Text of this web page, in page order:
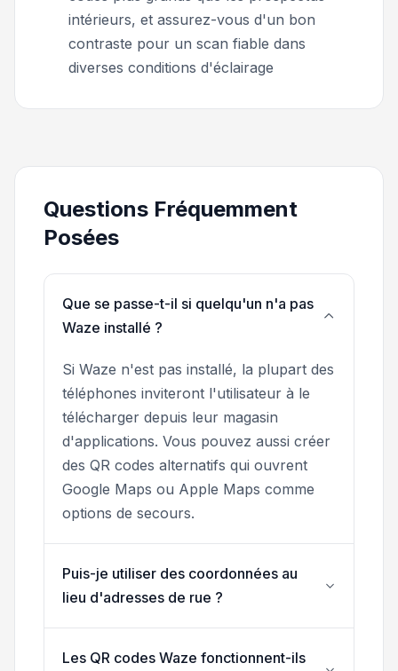
intérieurs, et assurez-vous d'un bon
contraste pour un scan fiable dans
diverses conditions d'éclairage
Questions Fréquemment
Posées
Que se passe-t-il si quelqu'un n'a pas
Waze installé ?
Si Waze n'est pas installé, la plupart des
téléphones inviteront l'utilisateur à le
télécharger depuis leur magasin
d'applications. Vous pouvez aussi créer
des QR codes alternatifs qui ouvrent
Google Maps ou Apple Maps comme
options de secours.
Puis-je utiliser des coordonnées au
lieu d'adresses de rue ?
Les QR codes Waze fonctionnent-ils